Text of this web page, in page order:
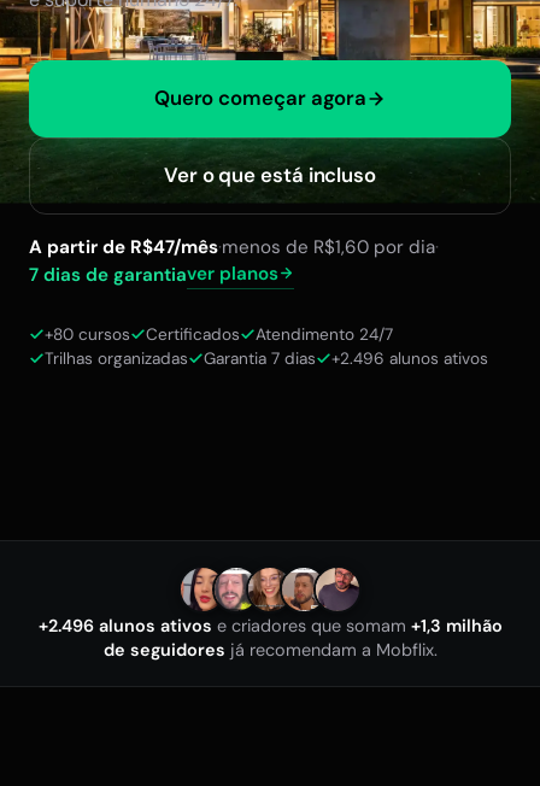
Quero começar agora
Ver o que está incluso
A partir de R$47/mês·menos de R$1,60 por dia·
7 dias de garantiaver planos
+80 cursos Certificados
Atendimento 24/7
Trilhas organizadas
Garantia 7 dias +2.496 alunos ativos
+2.496 alunos ativos e criadores que somam +1,3 milhão
de seguidores já recomendam a Mobflix.